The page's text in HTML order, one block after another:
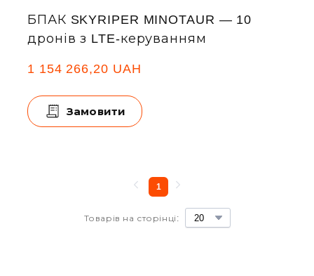
БПАК SKYRIPER MINOTAUR — 10
дронів з LTE-керуванням
1 154 266,20 UAH
Замовити
Товарів на сторінці:
1